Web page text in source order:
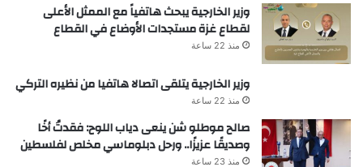
وزير الخارجية يبحث هاتفياً مع الممثل الأعلى
لقطاع غزة مستجدات الأوضاع في القطاع
منذ 22 ساعة
وزير الخارجية يتلقى اتصالا هاتفيا من نظيره التركي
منذ 22 ساعة
صالح موطلو شن ينعى دياب اللوح: فقدتُ أخًا
وصديقًا عزيزًا.. ورحل دبلوماسي مخلص لفلسطين
منذ 23 ساعة